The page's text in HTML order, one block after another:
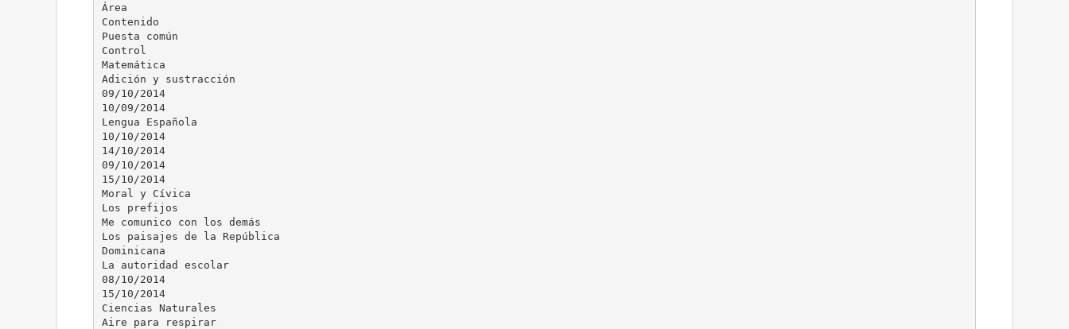
Área
Contenido
Puesta común
Control
Matemática
Adición y sustracción
09/10/2014
10/09/2014
Lengua Española
10/10/2014
14/10/2014
09/10/2014
15/10/2014
Moral y Cívica
Los prefijos
Me comunico con los demás
Los paisajes de la República
Dominicana
La autoridad escolar
08/10/2014
15/10/2014
Ciencias Naturales
Aire para respirar